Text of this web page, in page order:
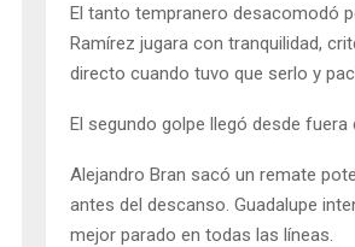
El tanto tempranero desacomodó
Ramírez jugara con tranquilidad,
directo cuando tuvo que serlo y
El segundo golpe llegó desde fuera
Alejandro Bran sacó un remate
antes del descanso. Guadalupe
mejor parado en todas las líneas.